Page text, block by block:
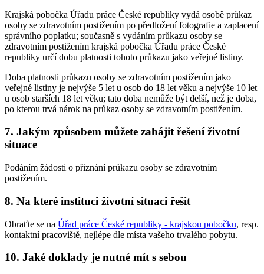
Krajská pobočka Úřadu práce České republiky vydá osobě průkaz
osoby se zdravotním postižením po předložení fotografie a zaplacení
správního poplatku; současně s vydáním průkazu osoby se
zdravotním postižením krajská pobočka Úřadu práce České
republiky určí dobu platnosti tohoto průkazu jako veřejné listiny.
Doba platnosti průkazu osoby se zdravotním postižením jako
veřejné listiny je nejvýše 5 let u osob do 18 let věku a nejvýše 10 let
u osob starších 18 let věku; tato doba nemůže být delší, než je doba,
po kterou trvá nárok na průkaz osoby se zdravotním postižením.
7. Jakým způsobem můžete zahájit řešení životní
situace
Podáním žádosti o přiznání průkazu osoby se zdravotním
postižením.
8. Na které instituci životní situaci řešit
Obraťte se na Úřad práce České republiky - krajskou pobočku, resp.
kontaktní pracoviště, nejlépe dle místa vašeho trvalého pobytu.
10. Jaké doklady je nutné mít s sebou